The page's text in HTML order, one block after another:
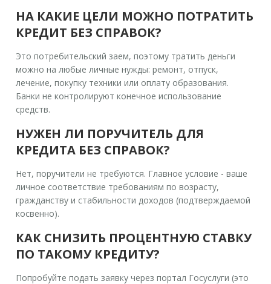
НА КАКИЕ ЦЕЛИ МОЖНО ПОТРАТИТЬ
КРЕДИТ БЕЗ СПРАВОК?
Это потребительский заем, поэтому тратить деньги
можно на любые личные нужды: ремонт, отпуск,
лечение, покупку техники или оплату образования.
Банки не контролируют конечное использование
средств.
НУЖЕН ЛИ ПОРУЧИТЕЛЬ ДЛЯ
КРЕДИТА БЕЗ СПРАВОК?
Нет, поручители не требуются. Главное условие - ваше
личное соответствие требованиям по возрасту,
гражданству и стабильности доходов (подтверждаемой
косвенно).
КАК СНИЗИТЬ ПРОЦЕНТНУЮ СТАВКУ
ПО ТАКОМУ КРЕДИТУ?
Попробуйте подать заявку через портал Госуслуги (это